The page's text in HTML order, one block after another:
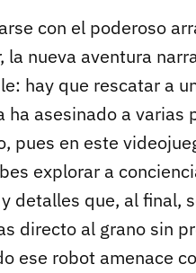
con el poderoso
la nueva aventura
hay que rescatar a
ha asesinado a varias
pues en este
explorar a
detalles que, al final,
directo al grano sin
ese robot amenace